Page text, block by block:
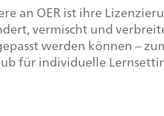
an OER ist ihre
vermischt und
werden können –
für individuelle